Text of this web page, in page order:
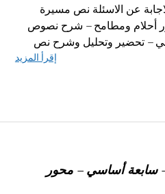
أساسي – محور
عن الاسئلة نص مسيرة
محور أحلام ومطامح – شرح نصوص
إقرأ المزيد